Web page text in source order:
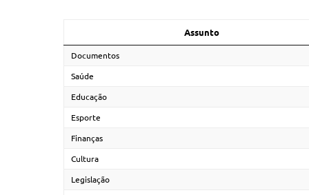
Assunto
Documentos
Saúde
Educação
Esporte
Finanças
Cultura
Legislação